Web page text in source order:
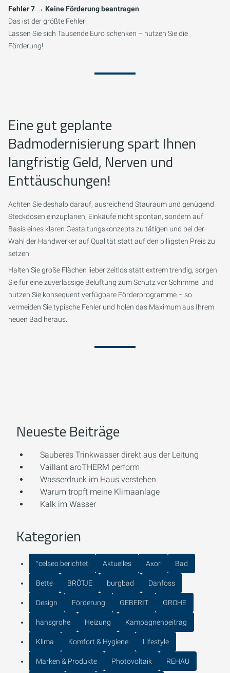
Fehler 7 → Keine Förderung beantragen
Das ist der größte Fehler!
Lassen Sie sich Tausende Euro schenken – nutzen Sie die
Förderung!
Eine gut geplante
Badmodernisierung spart Ihnen
langfristig Geld, Nerven und
Enttäuschungen!
Achten Sie deshalb darauf, ausreichend Stauraum und genügend
Steckdosen einzuplanen, Einkäufe nicht spontan, sondern auf
Basis eines klaren Gestaltungskonzepts zu tätigen und bei der
Wahl der Handwerker auf Qualität statt auf den billigsten Preis zu
setzen.
Halten Sie große Flächen lieber zeitlos statt extrem trendig, sorgen
Sie für eine zuverlässige Belüftung zum Schutz vor Schimmel und
nutzen Sie konsequent verfügbare Förderprogramme – so
vermeiden Sie typische Fehler und holen das Maximum aus Ihrem
neuen Bad heraus.
Neueste Beiträge
Sauberes Trinkwasser direkt aus der Leitung
Vaillant aroTHERM perform
Wasserdruck im Haus verstehen
Warum tropft meine Klimaanlage
Kalk im Wasser
Kategorien
°celseo berichtet Aktuelles Axor Bad
Bette BRÖTJE burgbad Danfoss
Design Förderung GEBERIT GROHE
hansgrohe Heizung Kampagnenbeitrag
Klima Komfort & Hygiene Lifestyle
Marken & Produkte Photovoltaik REHAU